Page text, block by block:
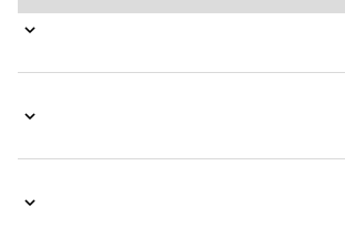
الجديدة عن الحقيبة الصغيرة جداً بكانفاس GG Supreme
مع قطعة معدنية باللون الذهبي.